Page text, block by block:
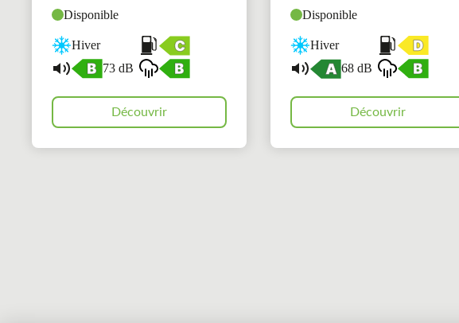
Disponible
Hiver
73 dB
Découvrir
Disponible
Hiver
68 dB
Découvrir